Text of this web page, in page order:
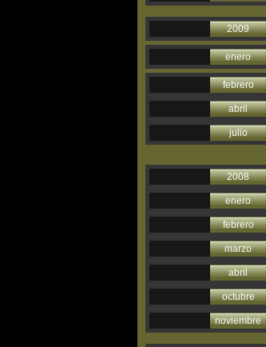
2009
enero
febrero
abril
julio
2008
enero
febrero
marzo
abril
octubre
noviembre